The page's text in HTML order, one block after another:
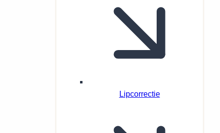
Lipcorrectie